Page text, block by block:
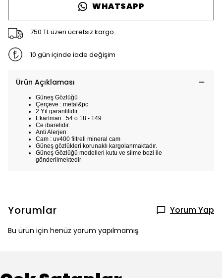
WHATSAPP
750 TL üzeri ücretsiz kargo
10 gün içinde iade değişim
Ürün Açıklaması
Güneş Gözlüğü
Çerçeve : metal&pc
2 Yıl garantilidir.
Ekartman : 54 o 18 - 149
Ce ibarelidir.
Anti Alerjen
Cam : uv400 filtreli mineral cam
Güneş gözlükleri korunaklı kargolanmaktadır.
Güneş Gözlüğü modelleri kutu ve silme bezi ile
gönderilmektedir
Yorumlar Yorum Yap
Bu ürün için henüz yorum yapılmamış.